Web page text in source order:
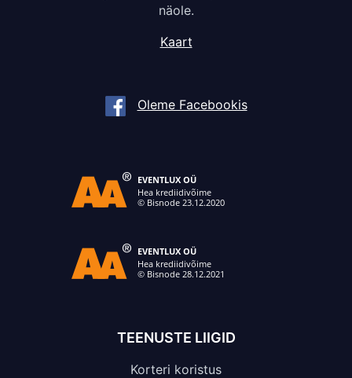
näole.
Kaart
Oleme Facebookis
TEENUSTE LIIGID
Korteri koristus